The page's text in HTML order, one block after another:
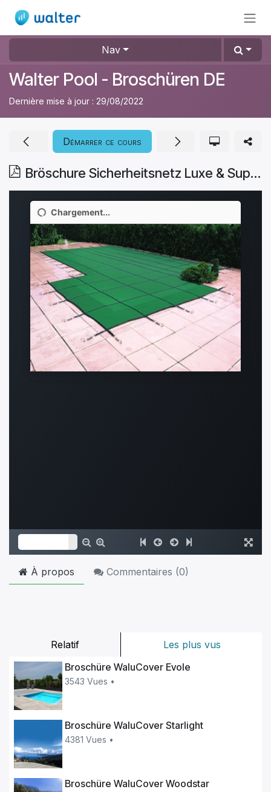
Se rendre au contenu
Nav
Walter Pool - Broschüren DE
Dernière mise à jour : 29/08/2022
Relatif
Les plus vus
Broschüre WaluCover Evole
3543 Vues •
Broschüre WaluCover Starlight
4381 Vues •
Broschüre WaluCover Woodstar
Bröschure Sicherheitsnetz Luxe & Superluxe
Démarrer ce cours
À propos Commentaires (0)